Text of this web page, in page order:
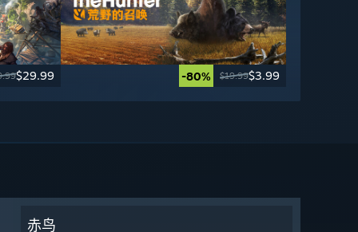
$29.99 -80% $19.99$3.99
赤鸟